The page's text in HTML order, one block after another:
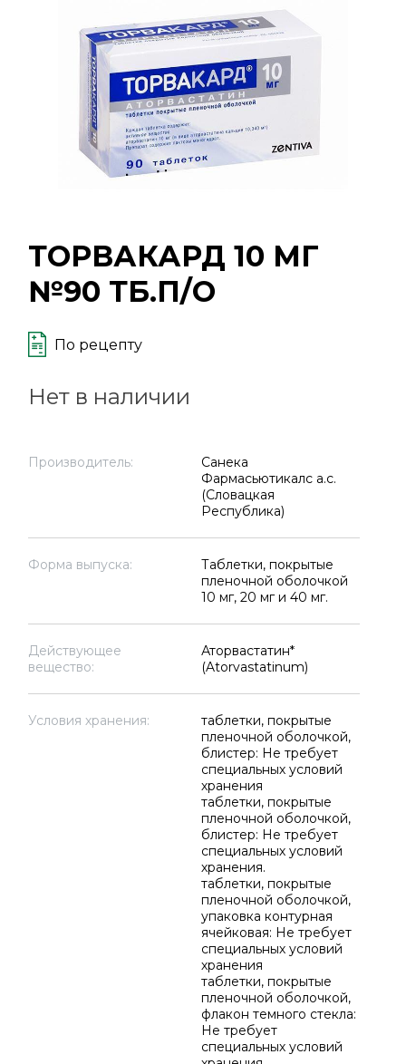
ТОРВАКАРД 10 МГ
№90 ТБ.П/О
По рецепту
Нет в наличии
Производитель:
Санека
Фармасьютикалс а.с.
(Словацкая
Республика)
Форма выпуска:
Таблетки, покрытые
пленочной оболочкой
10 мг, 20 мг и 40 мг.
Действующее
вещество:
Аторвастатин*
(Atorvastatinum)
Условия хранения:
таблетки, покрытые
пленочной оболочкой,
блистер: Не требует
специальных условий
хранения
таблетки, покрытые
пленочной оболочкой,
блистер: Не требует
специальных условий
хранения.
таблетки, покрытые
пленочной оболочкой,
упаковка контурная
ячейковая: Не требует
специальных условий
хранения
таблетки, покрытые
пленочной оболочкой,
флакон темного стекла:
Не требует
специальных условий